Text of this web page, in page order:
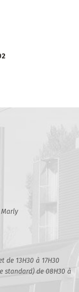
Marly
de 13H30 à 17H30
standard) de 08H30 à